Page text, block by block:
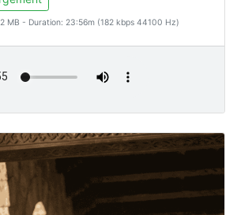
MB - Duration: 23:56m (182 kbps 44100 Hz)